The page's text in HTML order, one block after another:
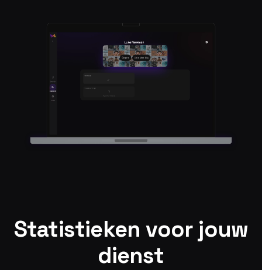
Statistieken voor jouw
dienst